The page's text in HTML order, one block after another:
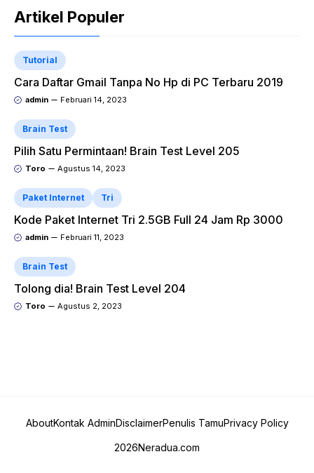
Artikel Populer
Tutorial
Cara Daftar Gmail Tanpa No Hp di PC Terbaru 2019
admin Februari 14, 2023
Brain Test
Pilih Satu Permintaan! Brain Test Level 205
Toro Agustus 14, 2023
Paket Internet Tri
Kode Paket Internet Tri 2.5GB Full 24 Jam Rp 3000
admin Februari 11, 2023
Brain Test
Tolong dia! Brain Test Level 204
Toro Agustus 2, 2023
AboutKontak AdminDisclaimerPenulis TamuPrivacy Policy
2026Neradua.com